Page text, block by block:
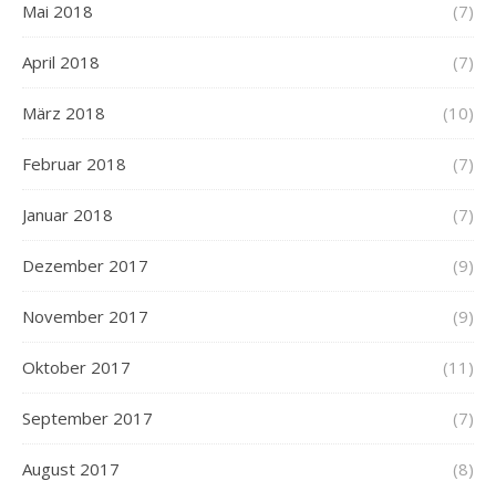
Mai 2018 (7)
April 2018 (7)
März 2018 (10)
Februar 2018 (7)
Januar 2018 (7)
Dezember 2017 (9)
November 2017 (9)
Oktober 2017 (11)
September 2017 (7)
August 2017 (8)